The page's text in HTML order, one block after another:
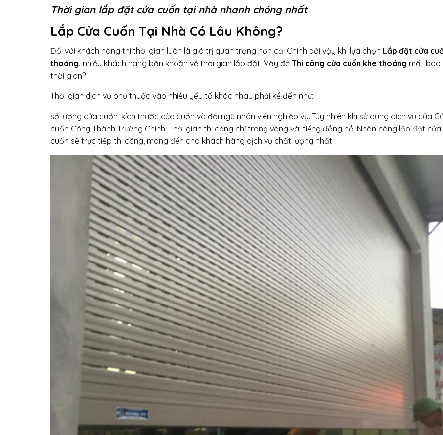
Thời gian lắp đặt cửa cuốn tại nhà nhanh chóng nhất
Lắp Cửa Cuốn Tại Nhà Có Lâu Không?
Đối với khách hàng thì thời gian luôn là giá trị quan trọng hơn cả. Chính bởi vậy khi lựa chọn Lắp đặt cửa
thoáng. nhiều khách hàng băn khoăn về thời gian lắp đặt. Vậy để Thi công cửa cuốn khe thoáng mất bao
thời gian?
Thời gian dịch vụ phụ thuộc vào nhiều yếu tố khác nhau phải kể đến như:
số lượng cửa cuốn, kích thước cửa cuốn và đội ngũ nhân viên nghiệp vụ. Tuy nhiên khi sử dụng dịch vụ của
cuốn Công Thành Trường Chinh. Thời gian thi công chỉ trong vòng vài tiếng đồng hồ. Nhân công lắp đặt cửa
cuốn sẽ trực tiếp thi công, mang đến cho khách hàng dịch vụ chất lượng nhất.